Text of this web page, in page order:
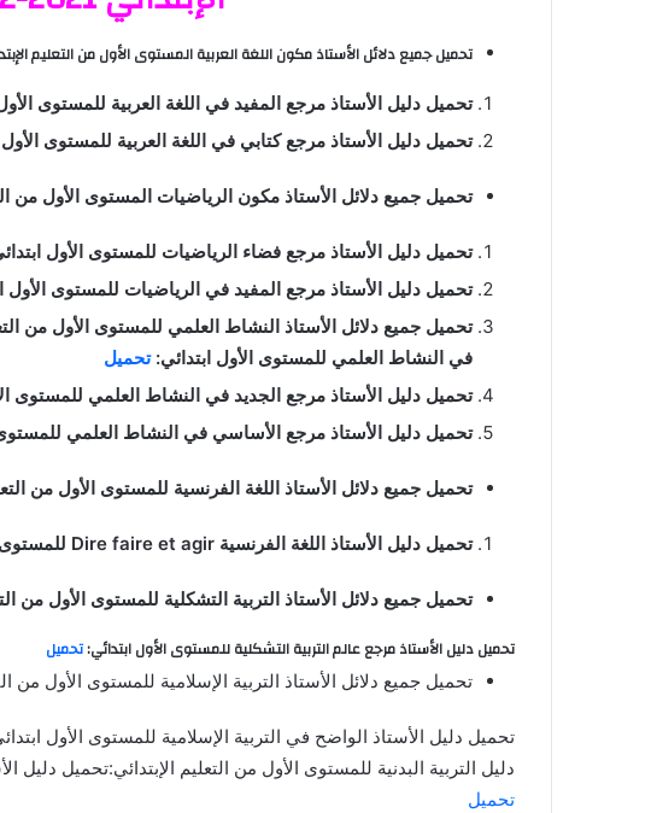
تحميل جميع دلائل الأستاذ مكون اللغة العربية المستوى الأول من التعليم
تحميل دليل الأستاذ مرجع المفيد في اللغة العربية للمستوى
تحميل دليل الأستاذ مرجع كتابي في اللغة العربية للمستوى
تحميل جميع دلائل الأستاذ مكون الرياضيات المستوى الأول من
تحميل دليل الأستاذ مرجع فضاء الرياضيات للمستوى الأول
تحميل دليل الأستاذ مرجع المفيد في الرياضيات للمستوى الأول
تحميل جميع دلائل الأستاذ النشاط العلمي للمستوى الأول من
في النشاط العلمي للمستوى الأول ابتدائي:تحميل
تحميل دليل الأستاذ مرجع الجديد في النشاط العلمي للمستوى
تحميل دليل الأستاذ مرجع الأساسي في النشاط العلمي للمستوى
تحميل جميع دلائل الأستاذ اللغة الفرنسية للمستوى الأول من
تحميل دليل الأستاذ اللغة الفرنسية Dire faire et agir للمستوى الأول ابتدائي:
تحميل جميع دلائل الأستاذ التربية التشكلية للمستوى الأول من
تحميل دليل الأستاذ مرجع عالم التربية التشكلية للمستوى الأول ابتدائي:تحميل
تحميل جميع دلائل الأستاذ التربية الإسلامية للمستوى الأول من
تحميل دليل الأستاذ الواضح في التربية الإسلامية للمستوى الأول
دليل التربية البدنية للمستوى الأول من التعليم الإبتدائي:تحميل دليل
تحميل